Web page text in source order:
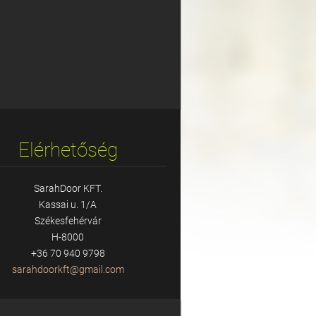
Elérhetőség
SarahDoor KFT.
Kassai u. 1/A
Székesfehérvár
H-8000
+36 70 940 9798
sarahdoorkft@gmail.com